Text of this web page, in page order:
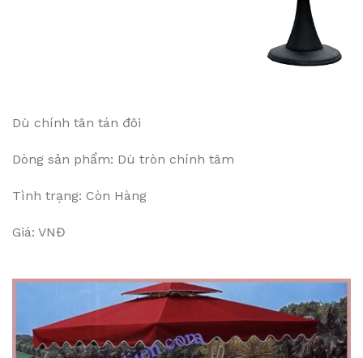
Dù chính tân tán đôi
Dòng sản phẩm: Dù tròn chính tâm
Tình trạng: Còn Hàng
Giá: VNĐ